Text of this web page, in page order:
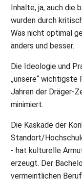
Inhalte, ja, auch die
wurden durch
Was nicht optimal
anders und besser.
Die Ideologie und
,,unsere“ wichtigste
Jahren der Dräger-
minimiert.
Die Kaskade der
Standort/
- hat kulturelle
erzeugt. Der
vermeintlichen